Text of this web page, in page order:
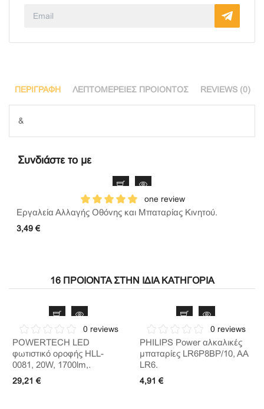
ΠΕΡΙΓΡΑΦΉ ΛΕΠΤΟΜΈΡΕΙΕΣ ΠΡΟΙΌΝΤΟΣ REVIEWS (0)
&
Συνδιάστε το με
one review
Εργαλεία Αλλαγής Οθόνης και Μπαταρίας Κινητού.
3,49 €
16 ΠΡΟΙΌΝΤΑ ΣΤΗΝ ΊΔΙΑ ΚΑΤΗΓΟΡΊΑ
0 reviews
POWERTECH LED
φωτιστικό οροφής HLL-
0081, 20W, 1700lm,.
29,21 €
0 reviews
PHILIPS Power αλκαλικές
μπαταρίες LR6P8BP/10, AA
LR6.
4,91 €